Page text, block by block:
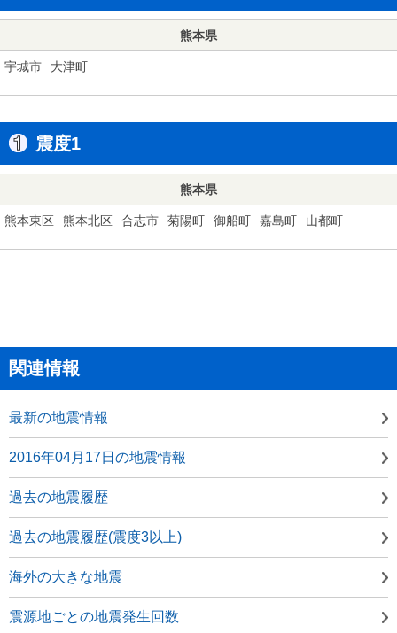
熊本県
宇城市 大津町
震度1
熊本県
熊本東区 熊本北区 合志市 菊陽町 御船町 嘉島町 山都町
関連情報
最新の地震情報
2016年04月17日の地震情報
過去の地震履歴
過去の地震履歴(震度3以上)
海外の大きな地震
震源地ごとの地震発生回数